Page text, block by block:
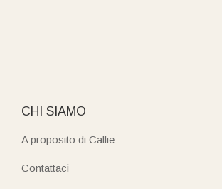
CHI SIAMO
A proposito di Callie
Contattaci